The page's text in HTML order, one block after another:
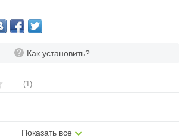
Как установить?
(1)
Показать все